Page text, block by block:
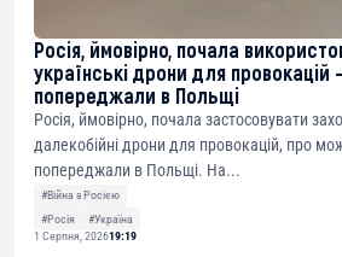
Росія, ймовірно, почала
українські дрони для провокацій
попереджали в Польщі
Росія, ймовірно, почала застосовувати
далекобійні дрони для провокацій, про
попереджали в Польщі. На...
#Війна з Росією
#Росія
#Україна
1 Серпня, 202619:19